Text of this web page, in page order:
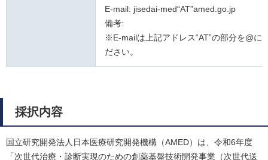
E-mail: jisedai-med“AT”amed.go.jp
備考:
※E-mailは上記アドレス“AT”の部分を@に
ださい。
採択内容
国立研究開発法人日本医療研究開発機構（AMED）は、令和6年度
「次世代治療・診断実現のための創薬基盤技術開発事業（次世代送